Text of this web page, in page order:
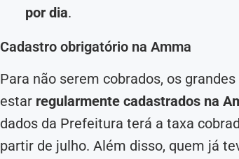
por dia.
Cadastro obrigatório na Amma
Para não serem cobrados, os
estar regularmente cadastrados na
dados da Prefeitura terá a taxa
partir de julho. Além disso, quem já